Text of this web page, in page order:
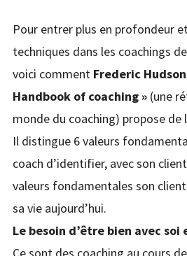
Pour entrer plus en profondeur
techniques dans les coachings
voici comment Frederic
Handbook of coaching » (une
monde du coaching) propose de
Il distingue 6 valeurs
coach d’identifier, avec son
valeurs fondamentales son
sa vie aujourd’hui.
Le besoin d’être bien avec soi
Ce sont des coaching au cours